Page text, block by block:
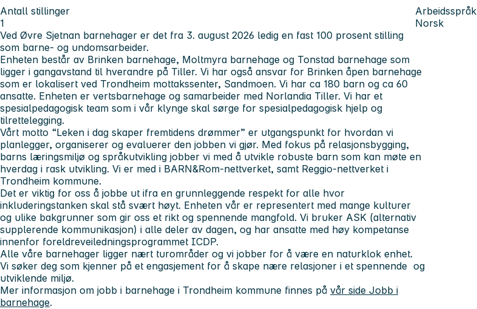
Antall stillinger
1
Arbeidsspråk
Norsk
Ved Øvre Sjetnan barnehager er det fra 3. august 2026 ledig en fast 100 prosent stilling
som barne- og undomsarbeider.
Enheten består av Brinken barnehage, Moltmyra barnehage og Tonstad barnehage som
ligger i gangavstand til hverandre på Tiller. Vi har også ansvar for Brinken åpen barnehage
som er lokalisert ved Trondheim mottakssenter, Sandmoen. Vi har ca 180 barn og ca 60
ansatte. Enheten er vertsbarnehage og samarbeider med Norlandia Tiller. Vi har et
spesialpedagogisk team som i vår klynge skal sørge for spesialpedagogisk hjelp og
tilrettelegging.
Vårt motto “Leken i dag skaper fremtidens drømmer” er utgangspunkt for hvordan vi
planlegger, organiserer og evaluerer den jobben vi gjør. Med fokus på relasjonsbygging,
barns læringsmiljø og språkutvikling jobber vi med å utvikle robuste barn som kan møte en
hverdag i rask utvikling. Vi er med i BARN&Rom-nettverket, samt Reggio-nettverket i
Trondheim kommune.
Det er viktig for oss å jobbe ut ifra en grunnleggende respekt for alle hvor
inkluderingstanken skal stå svært høyt. Enheten vår er representert med mange kulturer
og ulike bakgrunner som gir oss et rikt og spennende mangfold. Vi bruker ASK (alternativ
supplerende kommunikasjon) i alle deler av dagen, og har ansatte med høy kompetanse
innenfor foreldreveiledningsprogrammet ICDP.
Alle våre barnehager ligger nært turområder og vi jobber for å være en naturklok enhet.
Vi søker deg som kjenner på et engasjement for å skape nære relasjoner i et spennende og
utviklende miljø.
Mer informasjon om jobb i barnehage i Trondheim kommune finnes på vår side Jobb i
barnehage.